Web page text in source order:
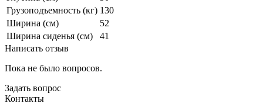
Грузоподъемность (кг) 130
Ширина (см)
52
Ширина сиденья (см)
41
Написать отзыв
Пока не было вопросов.
Задать вопрос
Контакты